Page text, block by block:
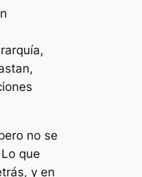
no se
que
y en